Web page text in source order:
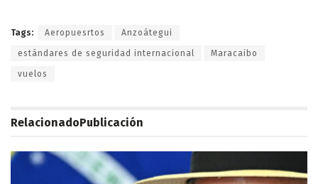
Tags: Aeropuesrtos Anzoátegui
estándares de seguridad internacional Maracaibo
vuelos
RelacionadoPublicación